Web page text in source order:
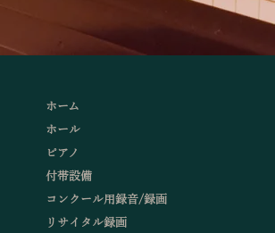
ホーム
ホール
ピアノ
付帯設備
コンクール用録音/録画
リサイタル録画